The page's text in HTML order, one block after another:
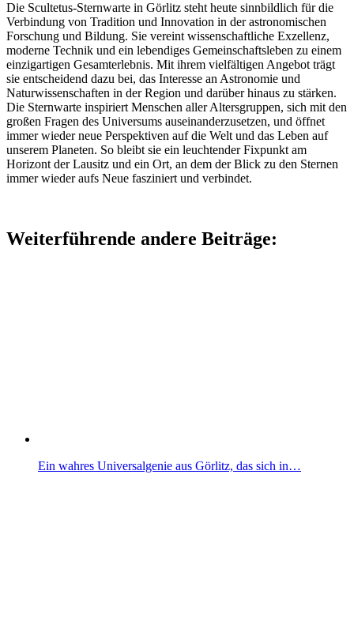
Die Scultetus-Sternwarte in Görlitz steht heute sinnbildlich für die
Verbindung von Tradition und Innovation in der astronomischen
Forschung und Bildung. Sie vereint wissenschaftliche Exzellenz,
moderne Technik und ein lebendiges Gemeinschaftsleben zu einem
einzigartigen Gesamterlebnis. Mit ihrem vielfältigen Angebot trägt
sie entscheidend dazu bei, das Interesse an Astronomie und
Naturwissenschaften in der Region und darüber hinaus zu stärken.
Die Sternwarte inspiriert Menschen aller Altersgruppen, sich mit den
großen Fragen des Universums auseinanderzusetzen, und öffnet
immer wieder neue Perspektiven auf die Welt und das Leben auf
unserem Planeten. So bleibt sie ein leuchtender Fixpunkt am
Horizont der Lausitz und ein Ort, an dem der Blick zu den Sternen
immer wieder aufs Neue fasziniert und verbindet.
Weiterführende andere Beiträge:
Ein wahres Universalgenie aus Görlitz, das sich in…